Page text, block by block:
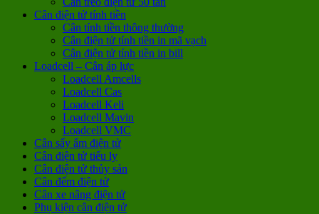
Cân điện tử tính tiền
Cân tính tiền thông thường
Cân điện tử tính tiền in mã vạch
Cân điện tử tính tiền in bill
Loadcell – Cân áp lực
Loadcell Amcells
Loadcell Cas
Loadcell Keli
Loadcell Mavin
Loadcell VMC
Cân sấy ẩm điện tử
Cân điện tử tiểu ly
Cân điện tử thủy sản
Cân đếm điện tử
Cân xe nâng điện tử
Phụ kiện cân điện tử